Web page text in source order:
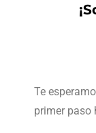
Te
primer paso